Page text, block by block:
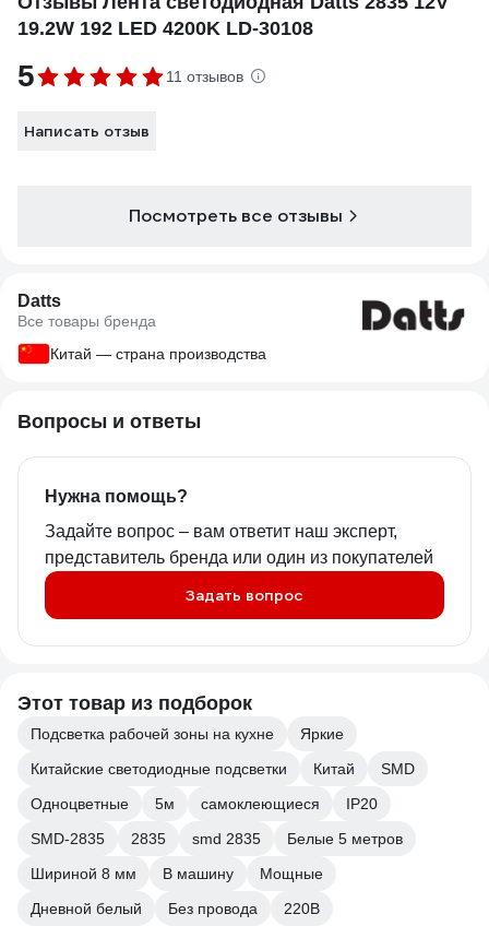
19.2W 192 LED 4200K LD-30108
5 11 отзывов
Написать отзыв
Посмотреть все отзывы
Datts
Все товары бренда
Китай — страна производства
Вопросы и ответы
Нужна помощь?
Задайте вопрос – вам ответит наш эксперт,
представитель бренда или один из покупателей
Задать вопрос
Этот товар из подборок
Подсветка рабочей зоны на кухне
Яркие
Китайские светодиодные подсветки
Китай
SMD
Одноцветные
5м самоклеющиеся
IP20
SMD-2835
2835 smd 2835
Белые 5 метров
Шириной 8 мм
В машину
Мощные
Дневной белый
Без провода
220В